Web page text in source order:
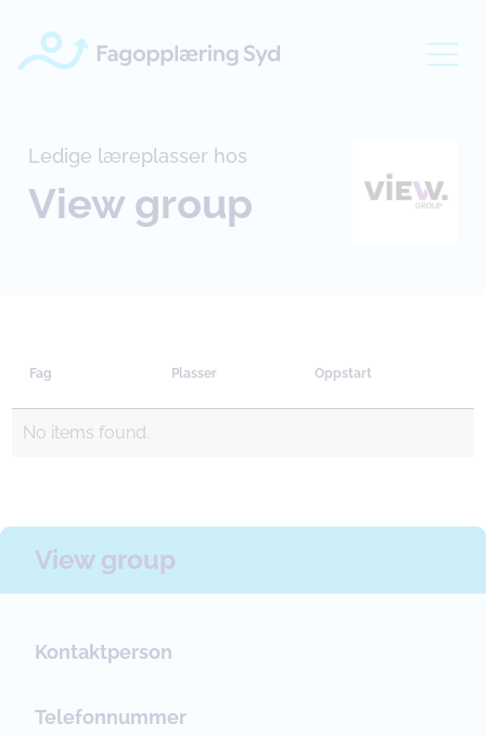
Ledige læreplasser hos
View group
Fag Plasser Oppstart
No items found.
View group
Kontaktperson
Telefonnummer